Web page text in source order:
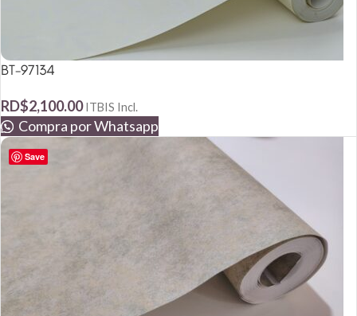
BT-97134
RD$2,100.00 ITBIS Incl.
Compra por Whatsapp
Save